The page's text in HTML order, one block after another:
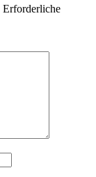
Erforderliche